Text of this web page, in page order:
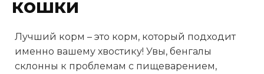
кошки
Лучший корм – это корм, который подходит
именно вашему хвостику! Увы, бенгалы
склонны к проблемам с пищеварением,